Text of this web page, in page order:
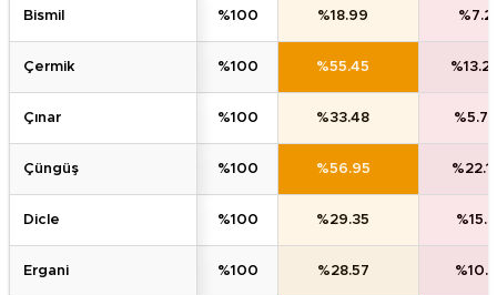
bi̇smi̇l %100 %18.99 %7.2
çermi̇k %100 %55.45
çinar %100 %33.48 %5.72
çüngüş %100 %56.95
di̇cle %100 %29.35 %15.3
ergani̇ %100 %28.57 %10.8